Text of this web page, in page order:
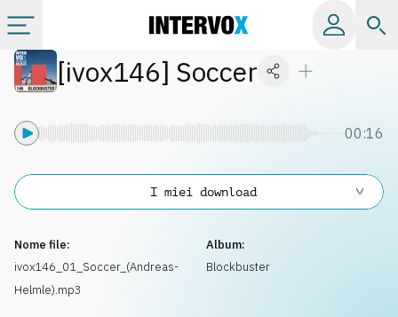
Categorie
Playlist
Licenze
[ivox146] Soccer
00:16
Nome file:
ivox146_01_Soccer_(Andreas-
Helmle).mp3
Album:
Blockbuster
I miei download